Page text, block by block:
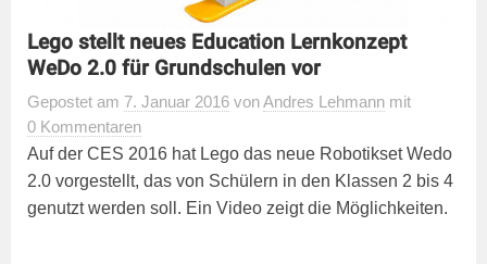
Lego stellt neues Education Lernkonzept
WeDo 2.0 für Grundschulen vor
Gepostet am 7. Januar 2016 vonAndres Lehmann mit
0 Kommentaren
Auf der CES 2016 hat Lego das neue Robotikset Wedo
2.0 vorgestellt, das von Schülern in den Klassen 2 bis 4
genutzt werden soll. Ein Video zeigt die Möglichkeiten.